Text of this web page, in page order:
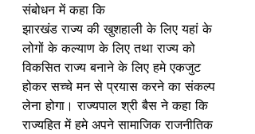
संबोधन में कहा कि
झारखंड राज्य की खुशहाली के लिए यहां के
लोगों के कल्याण के लिए तथा राज्य को
विकसित राज्य बनाने के लिए हमे एकजुट
होकर सच्चे मन से प्रयास करने का संकल्प
लेना होगा। राज्यपाल श्री बैस ने कहा कि
राज्यहित में हमे अपने सामाजिक राजनीतिक